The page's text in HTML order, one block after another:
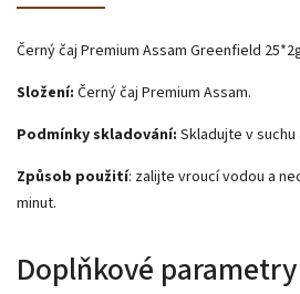
Černý čaj Premium Assam Greenfield
Složení: Černý čaj Premium Assam.
Podmínky skladování: Skladujte v suchu
Způsob použití: zalijte vroucí vodou a
minut.
Doplňkové parametry